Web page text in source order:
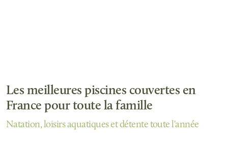
Les meilleures piscines couvertes en
France pour toute la famille
Natation, loisirs aquatiques et détente toute l'année